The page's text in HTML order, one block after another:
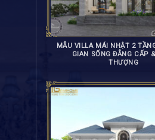
MẪU VILLA MÁI NHẬT 2
GIAN SỐNG ĐẲNG CẤP
THƯỢNG